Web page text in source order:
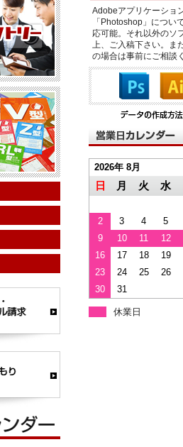
Adobeアプリケーショ
「Photoshop」につい
応可能。それ以外のソ
上、ご入稿下さい。ま
の場合は事前にご相談
2026年 8月
日 月 火 水
2 3 4
5
9
10 11
12
16
17 18
19
23
24 25
26
30
31
休業日